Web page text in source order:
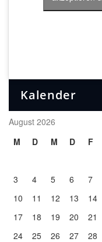
Kalender
August 2026
M
D M D F
3
4 5 6 7
10
11 12 13 14
17
18 19 20 21
24
25 26 27 28